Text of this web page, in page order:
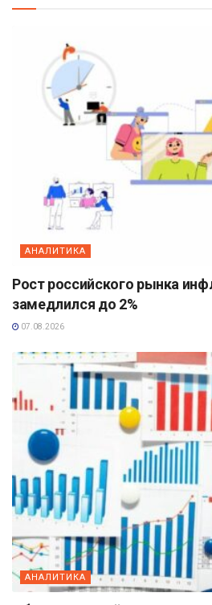
АНАЛИТИКА
Рост российского рынка
замедлился до 2%
07.08.2026
АНАЛИТИКА